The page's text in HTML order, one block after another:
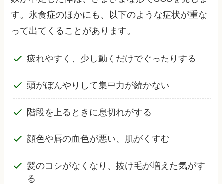
す。氷食症のほかにも、以下のような症状が重な
って出てくることがあります。
疲れやすく、少し動くだけでぐったりする
頭がぼんやりして集中力が続かない
階段を上るときに息切れがする
顔色や唇の血色が悪い、肌がくすむ
髪のコシがなくなり、抜け毛が増えた気がす
る